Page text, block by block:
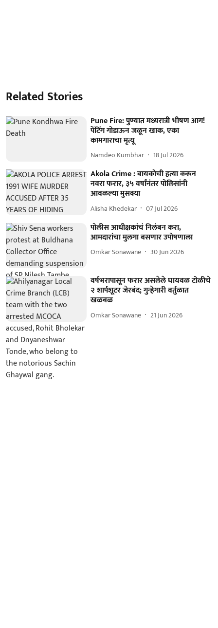
Related Stories
Pune Fire: पुण्यात मध्यरात्री भीषण आग!
पेंटिंग गोडाऊन जळून खाक, एका
कामगाराचा मृत्यू
Namdeo Kumbhar 18 Jul 2026
Akola Crime : बायकोची हत्या करून
नवरा फरार, ३५ वर्षांनंतर पोलिसांनी
आवळल्या मुसक्या
Alisha Khedekar 07 Jul 2026
पोलीस आधीक्षकांचं निलंबन करा,
आमदारांचा मुलगा बसणार उपोषणाला
Omkar Sonawane 30 Jun 2026
वर्षभरापासून फरार असलेले घायवळ टोळीचे
२ शार्पशूटर जेरबंद; गुन्हेगारी वर्तुळात
खळबळ
Omkar Sonawane 21 Jun 2026